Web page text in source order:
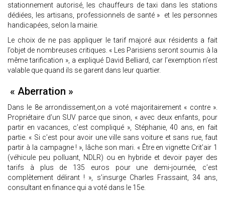
stationnement autorisé, les chauffeurs de taxi dans les stations
dédiées, les artisans, professionnels de santé » et les personnes
handicapées, selon la mairie.
Le choix de ne pas appliquer le tarif majoré aux résidents a fait
l’objet de nombreuses critiques. « Les Parisiens seront soumis à la
même tarification », a expliqué David Belliard, car l’exemption n’est
valable que quand ils se garent dans leur quartier.
« Aberration »
Dans le 8e arrondissement,on a voté majoritairement « contre ».
Propriétaire d’un SUV parce que sinon, « avec deux enfants, pour
partir en vacances, c’est compliqué », Stéphanie, 40 ans, en fait
partie. « Si c’est pour avoir une ville sans voiture et sans rue, faut
partir à la campagne ! », lâche son mari. « Être en vignette Crit’air 1
(véhicule peu polluant, NDLR) ou en hybride et devoir payer des
tarifs à plus de 135 euros pour une demi-journée, c’est
complètement délirant ! », s’insurge Charles Frassaint, 34 ans,
consultant en finance qui a voté dans le 15e.